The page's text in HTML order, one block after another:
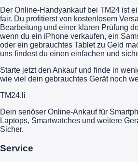
Der Online-Handyankauf bei TM24 ist
fair. Du profitierst von kostenlosem
Bearbeitung und einer klaren Prüfung
wenn du ein iPhone verkaufen, ein
oder ein gebrauchtes Tablet zu Geld
uns findest du einen einfachen und
Starte jetzt den Ankauf und finde in
wie viel dein gebrauchtes Gerät noch
TM24.li
Dein seriöser Online-Ankauf für
Laptops, Smartwatches und weitere
Sicher.
Service